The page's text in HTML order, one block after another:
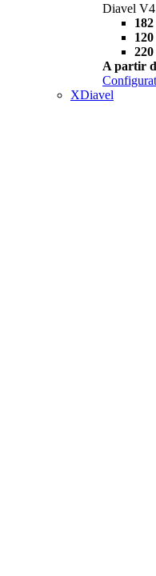
Diavel
A partir
XDiavel